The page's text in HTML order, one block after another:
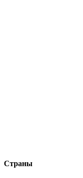
Страны